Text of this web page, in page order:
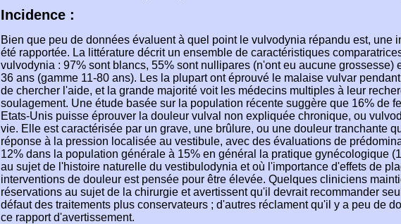
Incidence :
Bien que peu de données évaluent à quel point le vulvodynia répandu est, une
été rapportée. La littérature décrit un ensemble de caractéristiques
vulvodynia : 97% sont blancs, 55% sont nullipares (n'ont eu aucune grossesse)
36 ans (gamme 11-80 ans). Les la plupart ont éprouvé le malaise vulvar
de chercher l'aide, et la grande majorité voit les médecins multiples à leur
soulagement. Une étude basée sur la population récente suggère que 16% de
Etats-Unis puisse éprouver la douleur vulval non expliquée chronique, ou
vie. Elle est caractérisée par un grave, une brûlure, ou une douleur tranchante
réponse à la pression localisée au vestibule, avec des évaluations de
12% dans la population générale à 15% en général la pratique gynécologique
au sujet de l'histoire naturelle du vestibulodynia et où l'importance d'effets de
interventions de douleur est pensée pour être élevée. Quelques cliniciens
réservations au sujet de la chirurgie et avertissent qu'il devrait recommander
défaut des traitements plus conservateurs ; d'autres réclament qu'il y a peu de
ce rapport d'avertissement.